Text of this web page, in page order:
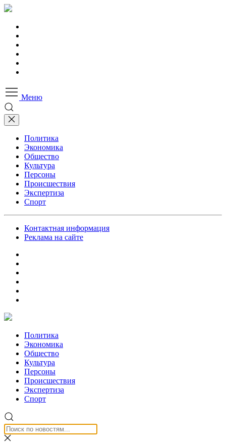
Меню
Политика
Экономика
Общество
Культура
Персоны
Происшествия
Экспертиза
Спорт
Контактная информация
Реклама на сайте
Политика
Экономика
Общество
Культура
Персоны
Происшествия
Экспертиза
Спорт